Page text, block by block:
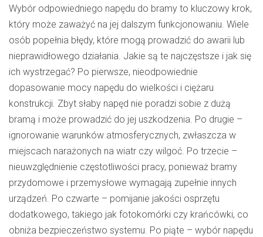
Wybór odpowiedniego napędu do bramy to kluczowy krok,
który może zaważyć na jej dalszym funkcjonowaniu. Wiele
osób popełnia błędy, które mogą prowadzić do awarii lub
nieprawidłowego działania. Jakie są te najczęstsze i jak się
ich wystrzegać? Po pierwsze, nieodpowiednie
dopasowanie mocy napędu do wielkości i ciężaru
konstrukcji. Zbyt słaby napęd nie poradzi sobie z dużą
bramą i może prowadzić do jej uszkodzenia. Po drugie –
ignorowanie warunków atmosferycznych, zwłaszcza w
miejscach narażonych na wiatr czy wilgoć. Po trzecie –
nieuwzględnienie częstotliwości pracy, ponieważ bramy
przydomowe i przemysłowe wymagają zupełnie innych
urządzeń. Po czwarte – pomijanie jakości osprzętu
dodatkowego, takiego jak fotokomórki czy krańcówki, co
obniża bezpieczeństwo systemu. Po piąte – wybór napędu